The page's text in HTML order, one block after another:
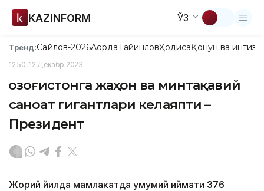
KAZINFORM ЎЗ
Тренд:Сайлов-2026АқордаТайинловҲодисаҚонун ва
12:50, 12 Декабр 2023
Қозоғистонга жаҳон ва минтақавий
саноат гигантлари келаяпти –
Президент
Жорий йилда мамлакатда умумий қиймати 376